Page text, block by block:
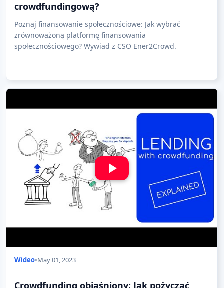
crowdfundingową?
Poznaj finansowanie społecznościowe: Jak wybrać
zrównoważoną platformę finansowania
społecznościowego? Wywiad z CSO Ener2Crowd.
Wideo•May 01, 2023
Crowdfunding objaśniony: Jak pożyczać